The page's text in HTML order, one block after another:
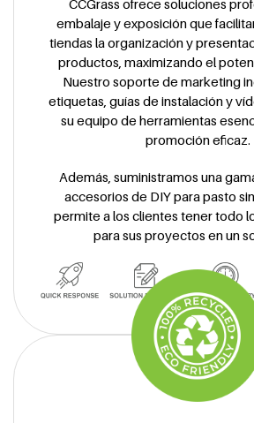
embalaje y exposición que
tiendas la organización y
productos, maximizando el
Nuestro soporte de marketing
etiquetas, guías de instalación y
su equipo de herramientas
promoción eficaz.
Además, suministramos una
accesorios de DIY para pasto
permite a los clientes tener todo
para sus proyectos en un